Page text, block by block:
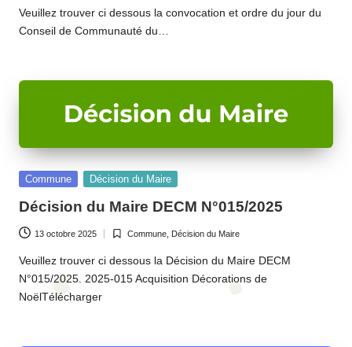
in
Veuillez trouver ci dessous la convocation et ordre du jour du
Conseil de Communauté du…
Posted
Commune Décision du Maire
Décision du Maire DECM N°015/2025
13 octobre 2025
Posted
in
Commune, Décision du Maire
Veuillez trouver ci dessous la Décision du Maire DECM
N°015/2025. 2025-015 Acquisition Décorations de
NoëlTélécharger